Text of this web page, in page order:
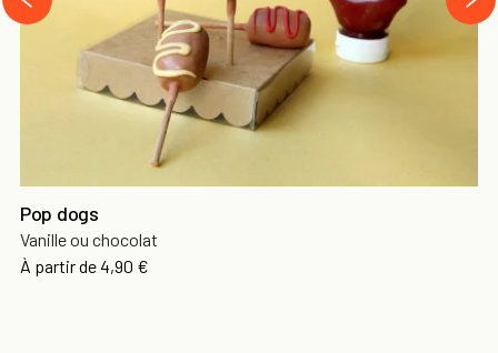
Pop dogs
Vanille ou chocolat
À partir de4,90 €
‹